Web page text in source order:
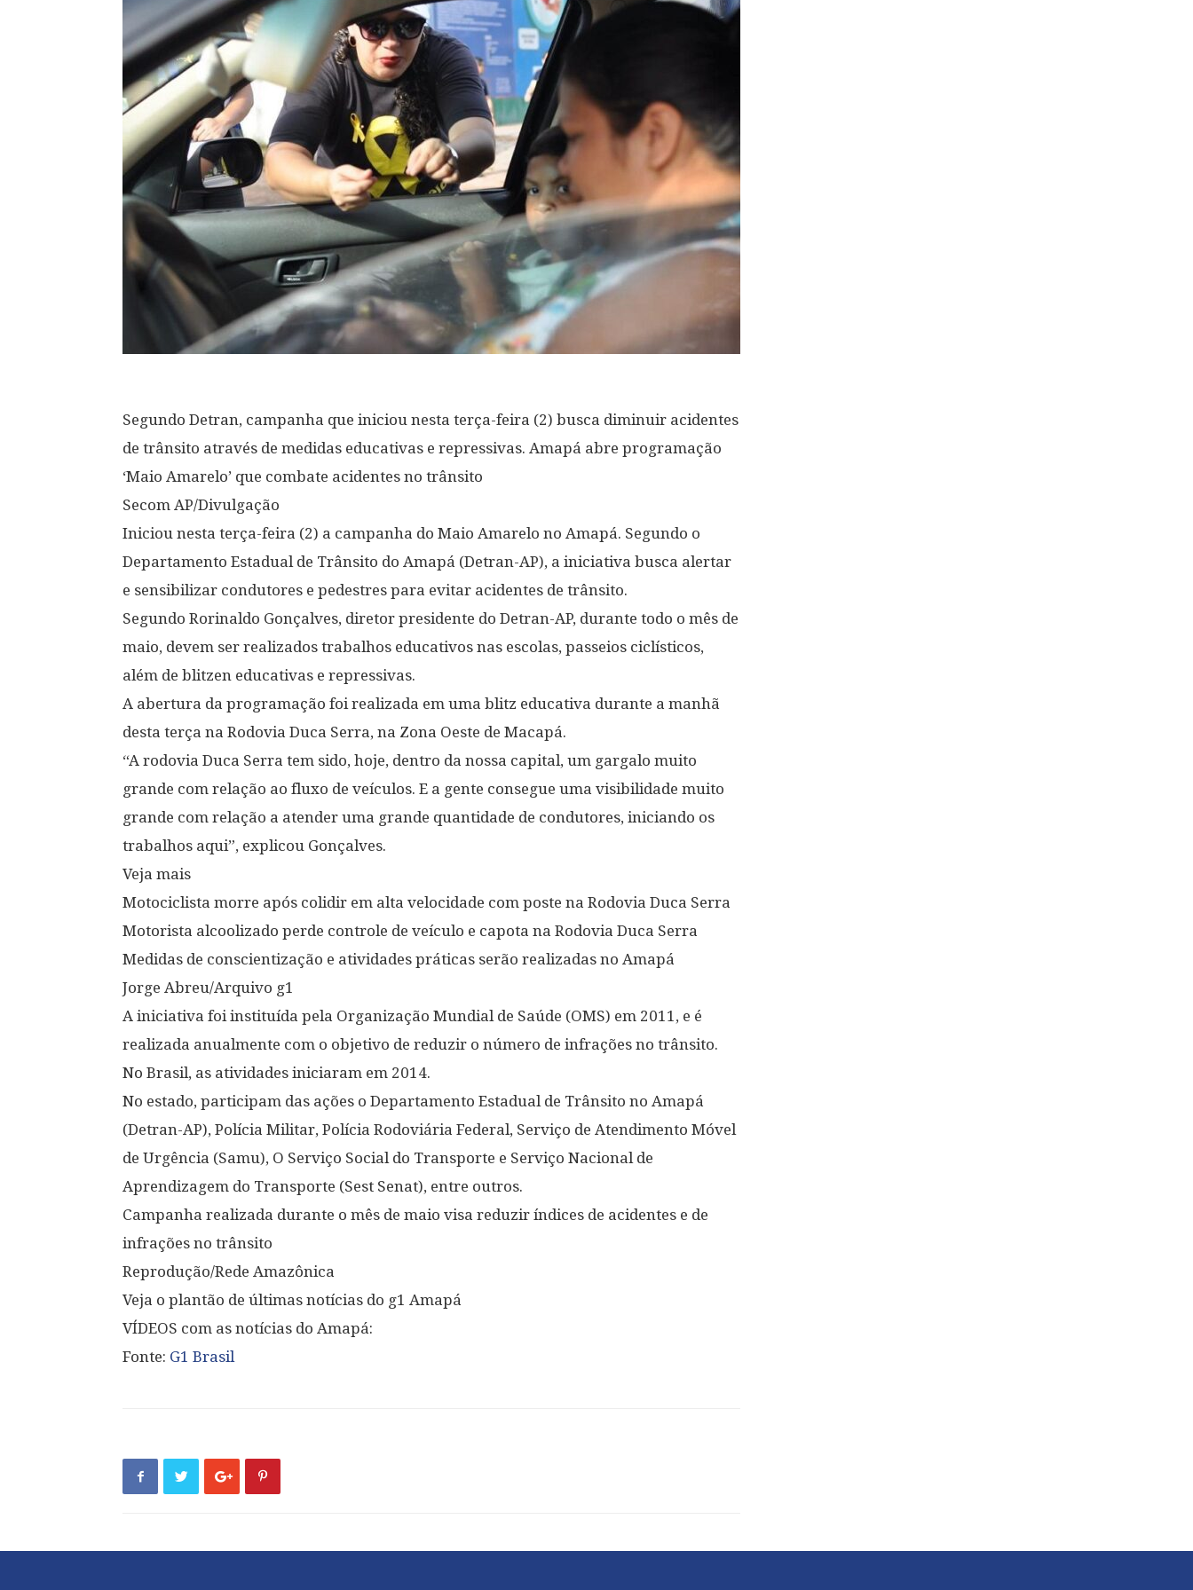
Segundo Detran, campanha que iniciou nesta terça-feira (2) busca diminuir acidentes
de trânsito através de medidas educativas e repressivas. Amapá abre programação
‘Maio Amarelo’ que combate acidentes no trânsito
Secom AP/Divulgação
Iniciou nesta terça-feira (2) a campanha do Maio Amarelo no Amapá. Segundo o
Departamento Estadual de Trânsito do Amapá (Detran-AP), a iniciativa busca alertar
e sensibilizar condutores e pedestres para evitar acidentes de trânsito.
Segundo Rorinaldo Gonçalves, diretor presidente do Detran-AP, durante todo o mês de
maio, devem ser realizados trabalhos educativos nas escolas, passeios ciclísticos,
além de blitzen educativas e repressivas.
A abertura da programação foi realizada em uma blitz educativa durante a manhã
desta terça na Rodovia Duca Serra, na Zona Oeste de Macapá.
“A rodovia Duca Serra tem sido, hoje, dentro da nossa capital, um gargalo muito
grande com relação ao fluxo de veículos. E a gente consegue uma visibilidade muito
grande com relação a atender uma grande quantidade de condutores, iniciando os
trabalhos aqui”, explicou Gonçalves.
Veja mais
Motociclista morre após colidir em alta velocidade com poste na Rodovia Duca Serra
Motorista alcoolizado perde controle de veículo e capota na Rodovia Duca Serra
Medidas de conscientização e atividades práticas serão realizadas no Amapá
Jorge Abreu/Arquivo g1
A iniciativa foi instituída pela Organização Mundial de Saúde (OMS) em 2011, e é
realizada anualmente com o objetivo de reduzir o número de infrações no trânsito.
No Brasil, as atividades iniciaram em 2014.
No estado, participam das ações o Departamento Estadual de Trânsito no Amapá
(Detran-AP), Polícia Militar, Polícia Rodoviária Federal, Serviço de Atendimento Móvel
de Urgência (Samu), O Serviço Social do Transporte e Serviço Nacional de
Aprendizagem do Transporte (Sest Senat), entre outros.
Campanha realizada durante o mês de maio visa reduzir índices de acidentes e de
infrações no trânsito
Reprodução/Rede Amazônica
Veja o plantão de últimas notícias do g1 Amapá
VÍDEOS com as notícias do Amapá:
Fonte: G1 Brasil